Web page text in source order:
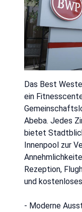
Das Best
ein
Abeba. Jedes
bietet
Innenpool zur
Rezeption,
und
- Moderne